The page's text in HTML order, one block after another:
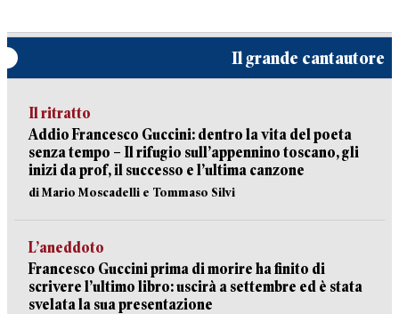
Il grande cantautore
Il ritratto
Addio Francesco Guccini: dentro la vita del poeta
senza tempo – Il rifugio sull’appennino toscano, gli
inizi da prof, il successo e l’ultima canzone
di Mario Moscadelli e Tommaso Silvi
L’aneddoto
Francesco Guccini prima di morire ha finito di
scrivere l’ultimo libro: uscirà a settembre ed è stata
svelata la sua presentazione